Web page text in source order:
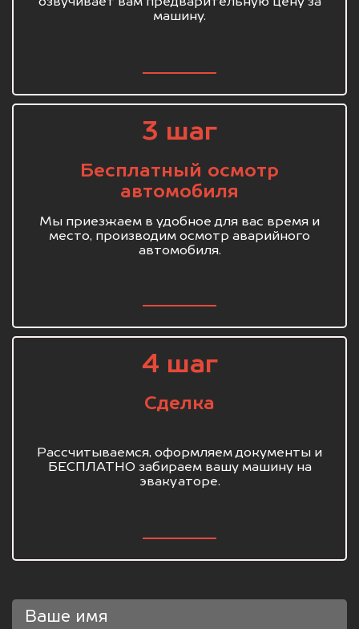
машину.
3 шаг
Бесплатный осмотр
автомобиля
Мы приезжаем в удобное для вас время и
место, производим осмотр аварийного
автомобиля.
4 шаг
Сделка
Рассчитываемся, оформляем документы и
БЕСПЛАТНО забираем вашу машину на
эвакуаторе.